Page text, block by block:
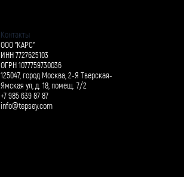
Контакты
ООО "КАРС"
ИНН 7727625103
ОГРН 1077759730036
125047, город Москва, 2-Я Тверская-
Ямская ул, д. 18, помещ. 7/2
+7 985 639 87 87
info@tepsey.com